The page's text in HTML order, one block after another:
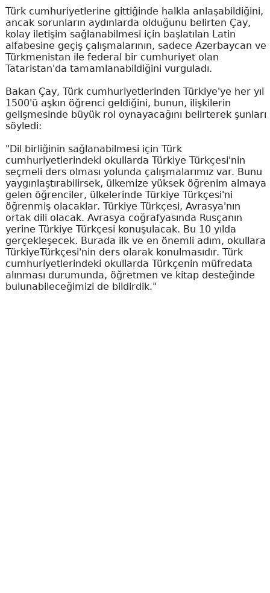
Türk cumhuriyetlerine gittiğinde halkla anlaşabildiğini,
ancak sorunların aydınlarda olduğunu belirten Çay,
kolay iletişim sağlanabilmesi için başlatılan Latin
alfabesine geçiş çalışmalarının, sadece Azerbaycan ve
Türkmenistan ile federal bir cumhuriyet olan
Tataristan'da tamamlanabildiğini vurguladı.
Bakan Çay, Türk cumhuriyetlerinden Türkiye'ye her yıl
1500'ü aşkın öğrenci geldiğini, bunun, ilişkilerin
gelişmesinde büyük rol oynayacağını belirterek şunları
söyledi:
"Dil birliğinin sağlanabilmesi için Türk
cumhuriyetlerindeki okullarda Türkiye Türkçesi'nin
seçmeli ders olması yolunda çalışmalarımız var. Bunu
yaygınlaştırabilirsek, ülkemize yüksek öğrenim almaya
gelen öğrenciler, ülkelerinde Türkiye Türkçesi'ni
öğrenmiş olacaklar. Türkiye Türkçesi, Avrasya'nın
ortak dili olacak. Avrasya coğrafyasında Rusçanın
yerine Türkiye Türkçesi konuşulacak. Bu 10 yılda
gerçekleşecek. Burada ilk ve en önemli adım, okullara
TürkiyeTürkçesi'nin ders olarak konulmasıdır. Türk
cumhuriyetlerindeki okullarda Türkçenin müfredata
alınması durumunda, öğretmen ve kitap desteğinde
bulunabileceğimizi de bildirdik."